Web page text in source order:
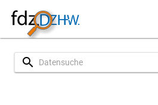
search